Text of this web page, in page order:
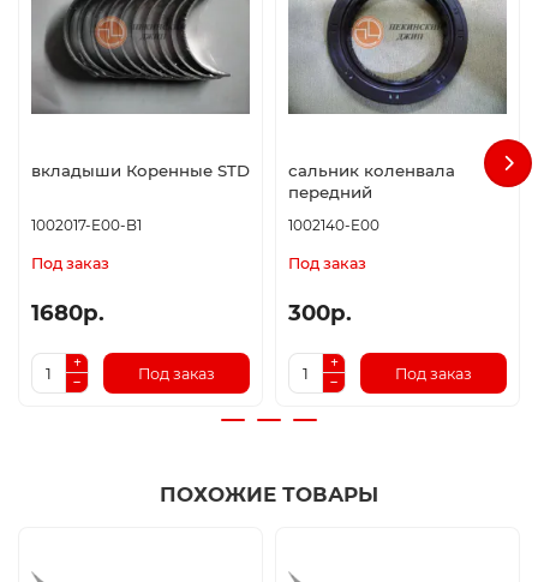
вкладыши Коренные STD
1002017-E00-B1
Под заказ
1680р.
Под заказ
сальник коленвала
передний
1002140-E00
Под заказ
300р.
Под заказ
ПОХОЖИЕ ТОВАРЫ